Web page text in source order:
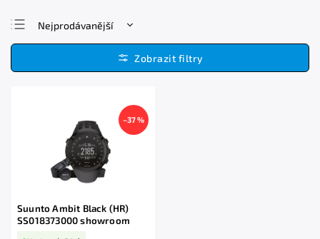
Nejprodávanější
Nejlevnější
Nejdražší
–37 %
Suunto Ambit Black (HR)
SS018373000 showroom